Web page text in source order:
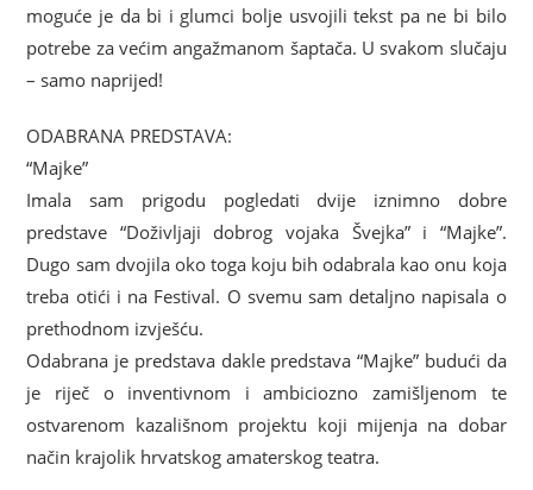
moguće je da bi i glumci bolje usvojili tekst pa ne bi bilo
potrebe za većim angažmanom šaptača. U svakom slučaju
– samo naprijed!
ODABRANA PREDSTAVA:
“Majke”
Imala sam prigodu pogledati dvije iznimno dobre
predstave “Doživljaji dobrog vojaka Švejka” i “Majke”.
Dugo sam dvojila oko toga koju bih odabrala kao onu koja
treba otići i na Festival. O svemu sam detaljno napisala o
prethodnom izvješću.
Odabrana je predstava dakle predstava “Majke” budući da
je riječ o inventivnom i ambiciozno zamišljenom te
ostvarenom kazališnom projektu koji mijenja na dobar
način krajolik hrvatskog amaterskog teatra.